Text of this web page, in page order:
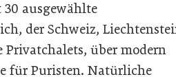
30 ausgewählte
der Schweiz,
über modern
für Puristen. Natürliche